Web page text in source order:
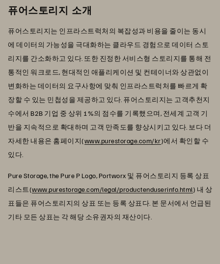
퓨어스토리지 소개
퓨어스토리지는 인프라스트럭처의 복잡성과 비용을 줄이는 동시
에 데이터의 가능성을 극대화하는 클라우드 경험으로 데이터 스토
리지를 간소화하고 있다. 또한 진정한 서비스형 스토리지를 통해 전
통적인 워크로드, 현대적인 애플리케이션 및 컨테이너와 상관없이
변화하는 데이터의 요구사항에 맞춰 인프라스트럭처를 빠르게 확
장할 수 있는 민첩성을 제공하고 있다. 퓨어스토리지는 고객추천지
수에서 B2B 기업 중 상위 1%의 점수를 기록했으며, 전세계 고객 기
반을 지속적으로 확대하며 고객 만족도를 향상시키고 있다. 보다 더
자세한 내용은 홈페이지(www.purestorage.com/kr)에서 확인할 수
있다.
Pure Storage, the Pure P Logo, Portworx 및 퓨어스토리지 등록 상표
리스트(www.purestorage.com/legal/productenduserinfo.html) 내 상
표들은 퓨어스토리지의 상표 또는 등록 상표다. 본 문서에서 언급된
기타 모든 상표는 각 해당 소유권자의 재산이다.